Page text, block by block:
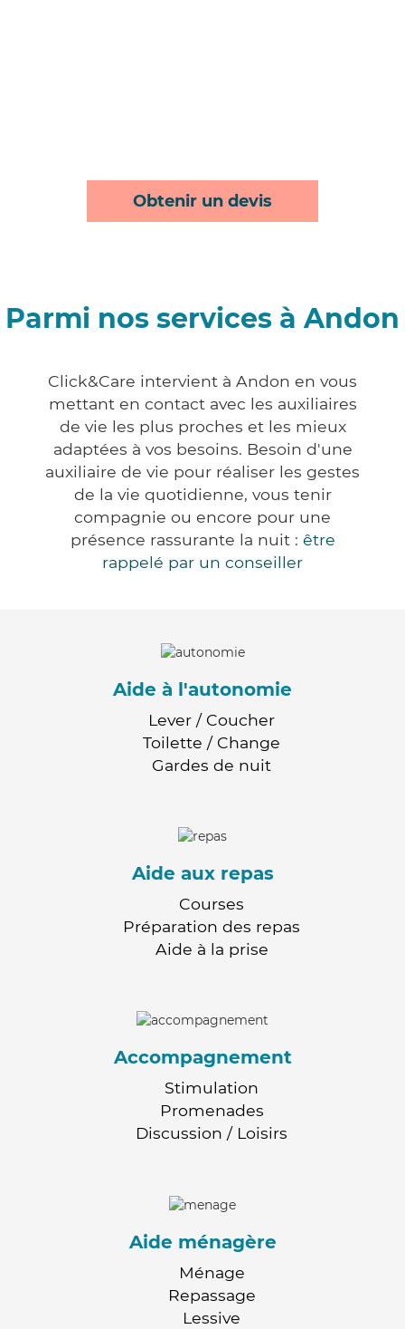
Obtenir un devis
Parmi nos services à Andon
Click&Care intervient à Andon en vous
mettant en contact avec les auxiliaires
de vie les plus proches et les mieux
adaptées à vos besoins. Besoin d'une
auxiliaire de vie pour réaliser les gestes
de la vie quotidienne, vous tenir
compagnie ou encore pour une
présence rassurante la nuit : être
rappelé par un conseiller
Aide à l'autonomie
Lever / Coucher
Toilette / Change
Gardes de nuit
Aide aux repas
Courses
Préparation des repas
Aide à la prise
Accompagnement
Stimulation
Promenades
Discussion / Loisirs
Aide ménagère
Ménage
Repassage
Lessive